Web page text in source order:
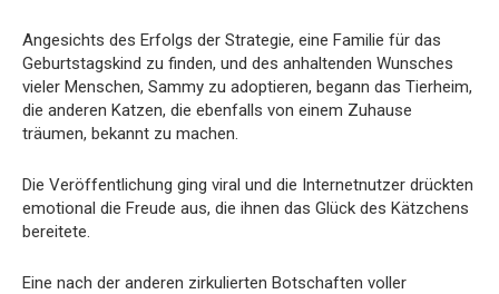
Angesichts des Erfolgs der Strategie, eine Familie für das
Geburtstagskind zu finden, und des anhaltenden Wunsches
vieler Menschen, Sammy zu adoptieren, begann das Tierheim,
die anderen Katzen, die ebenfalls von einem Zuhause
träumen, bekannt zu machen.
Die Veröffentlichung ging viral und die Internetnutzer drückten
emotional die Freude aus, die ihnen das Glück des Kätzchens
bereitete.
Eine nach der anderen zirkulierten Botschaften voller